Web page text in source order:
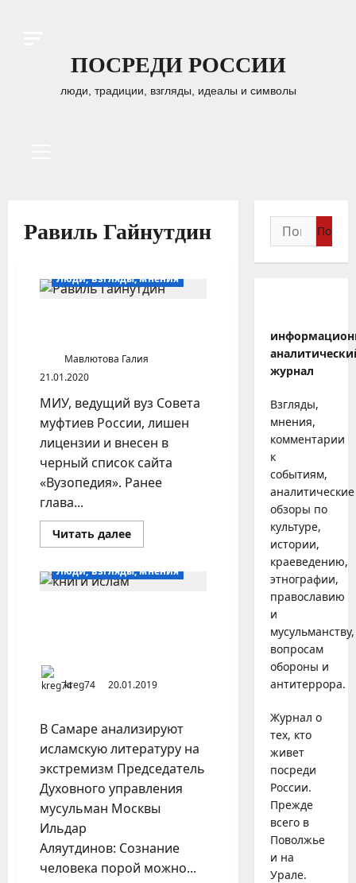
ПОСРЕДИ РОССИИ
люди, традиции, взгляды, идеалы и символы
Равиль Гайнутдин
Люди, взгляды, мнения
Мавлютова Галия
21.01.2020
МИУ, ведущий вуз Совета
муфтиев России, лишен
лицензии и внесен в
черный список сайта
«Вузопедия». Ранее
глава...
Читать далееПрочитать
больше
исламский
Люди, взгляды, мнения
kreg74 20.01.2019
В Самаре анализируют
исламскую литературу на
экстремизм Председатель
Духовного управления
мусульман Москвы
Ильдар
Аляутдинов: Сознание
человека порой можно...
Найти:
журнал
Взгляды,
мнения,
комментарии
к
событиям,
аналитические
обзоры по
культуре,
истории,
краеведению,
этнографии,
православию
и
мусульманству,
вопросам
обороны и
антитеррора.
Журнал о
тех, кто
живет
посреди
России.
Прежде
всего в
Поволжье
и на
Урале.